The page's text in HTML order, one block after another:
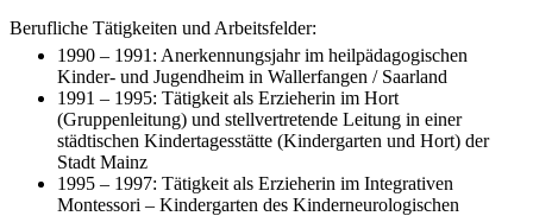
Berufliche Tätigkeiten und Arbeitsfelder:
1990 – 1991: Anerkennungsjahr im heilpädagogischen
Kinder- und Jugendheim in Wallerfangen / Saarland
1991 – 1995: Tätigkeit als Erzieherin im Hort
(Gruppenleitung) und stellvertretende Leitung in einer
städtischen Kindertagesstätte (Kindergarten und Hort) der
Stadt Mainz
1995 – 1997: Tätigkeit als Erzieherin im Integrativen
Montessori – Kindergarten des Kinderneurologischen